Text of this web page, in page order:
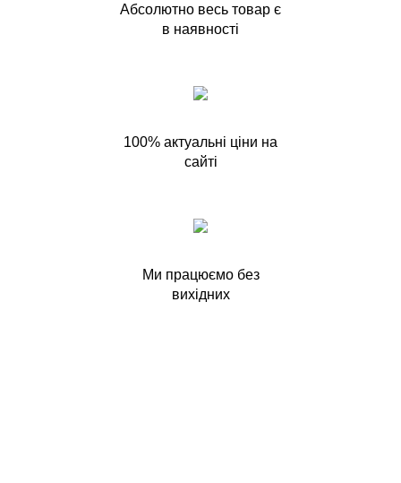
Абсолютно весь товар є
в наявності
100% актуальні ціни на
сайті
Ми працюємо без
вихідних